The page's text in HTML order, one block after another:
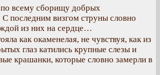
всему сборищу добрых
последним визгом струны словно
из них на сердце…
как окаменелая, не чувствуя, как из
глаз катились крупные слезы и
крашанки, которые словно замерли в